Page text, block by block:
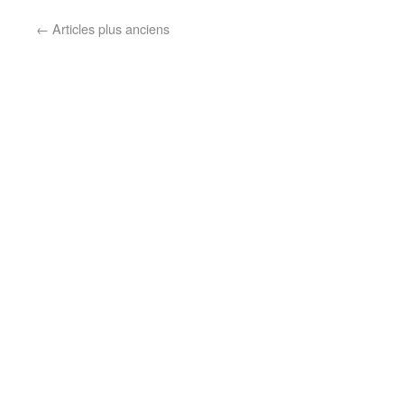
← Articles plus anciens